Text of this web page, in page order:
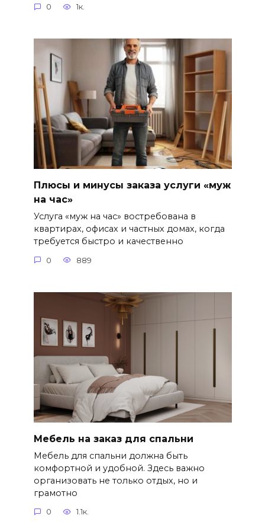
0 1к.
Плюсы и минусы заказа услуги «муж
на час»
Услуга «муж на час» востребована в
квартирах, офисах и частных домах, когда
требуется быстро и качественно
0 889
Мебель на заказ для спальни
Мебель для спальни должна быть
комфортной и удобной. Здесь важно
организовать не только отдых, но и
грамотно
0 1.1к.